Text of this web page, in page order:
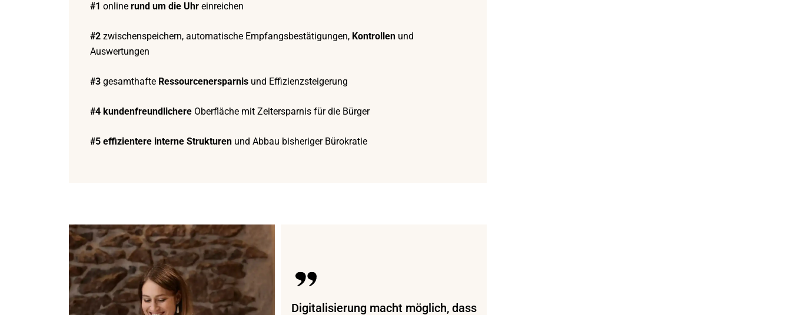
#1 onlinerund um die Uhr einreichen
#2 zwischenspeichern, automatische Empfangsbestätigungen, Kontrollenund
Auswertungen
#3 gesamthafte Ressourcenersparnisund Effizienzsteigerung
#4 kundenfreundlichere Oberfläche mit Zeitersparnis für die Bürger
#5 effizientere interne Strukturen und Abbau bisheriger Bürokratie
Digitalisierung macht möglich, dass